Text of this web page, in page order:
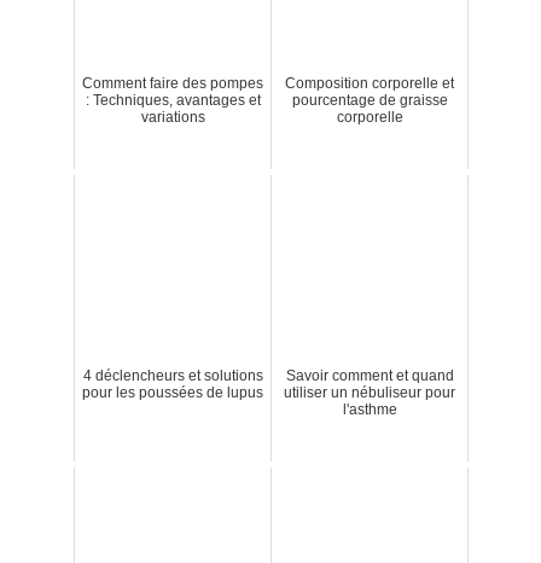
Comment faire des pompes
: Techniques, avantages et
variations
Composition corporelle et
pourcentage de graisse
corporelle
4 déclencheurs et solutions
pour les poussées de lupus
Savoir comment et quand
utiliser un nébuliseur pour
l'asthme